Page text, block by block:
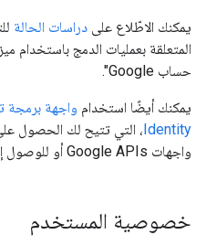
يمكنك الاطّلاع على دراسات الحالة
المتعلقة بعمليات الدمج باستخدام
حساب Google".
يمكنك أيضًا استخدام
Identity، التي تتيح لك الحصول
واجهات Google APIs أو للوصول إلى بيانات المستخدمين.
خصوصية المستخدم